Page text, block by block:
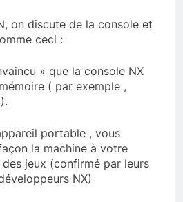
on discute de la console et
ceci :
» que la console NX
( par exemple ,
portable , vous
la machine à votre
jeux (confirmé par leurs
NX)